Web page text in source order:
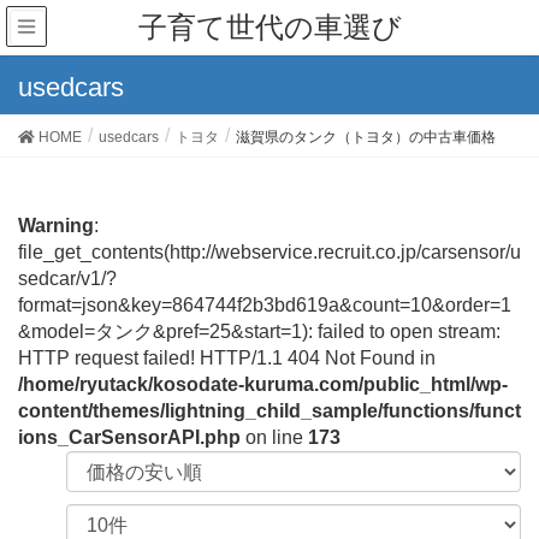
子育て世代の車選び
usedcars
HOME usedcars トヨタ 滋賀県のタンク（トヨタ）の中古車価格
Warning:
file_get_contents(http://webservice.recruit.co.jp/carsensor/u
sedcar/v1/?
format=json&key=864744f2b3bd619a&count=10&order=1
&model=タンク&pref=25&start=1): failed to open stream:
HTTP request failed! HTTP/1.1 404 Not Found in
/home/ryutack/kosodate-kuruma.com/public_html/wp-
content/themes/lightning_child_sample/functions/funct
ions_CarSensorAPI.php on line 173